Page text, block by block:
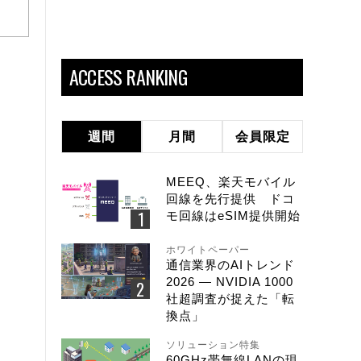
ACCESS RANKING
週間 月間 会員限定
MEEQ、楽天モバイル
回線を先行提供 ドコ
モ回線はeSIM提供開始
ホワイトペーパー
通信業界のAIトレンド
2026 ― NVIDIA 1000
社超調査が捉えた「転
換点」
ソリューション特集